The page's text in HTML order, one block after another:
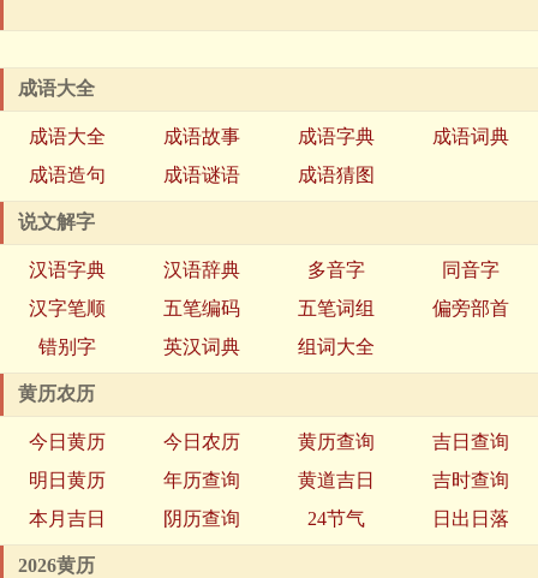
成语大全
成语大全 成语故事 成语字典
成语词典
成语造句
成语谜语 成语猜图
说文解字
汉语字典 汉语辞典 多音字
同音字
汉字笔顺
五笔编码 五笔词组
偏旁部首
错别字
英汉词典 组词大全
黄历农历
今日黄历 今日农历 黄历查询
吉日查询
明日黄历
年历查询 黄道吉日
吉时查询
本月吉日
阴历查询 24节气 日出日落
2026黄历